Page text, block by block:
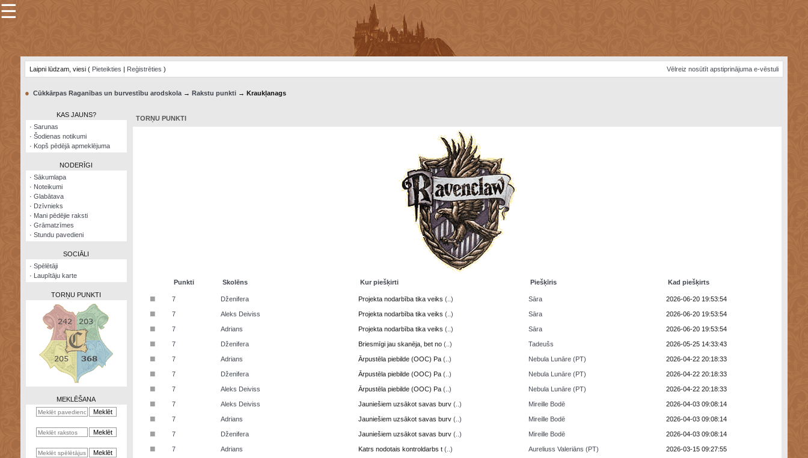
×
Šodienas
Visatcera
almanahs
kalkulators
☰
Laipni lūdzam, viesi ( Pieteikties | Reģistrēties ) Vēlreiz nosūtīt apstiprinājuma e-vēstuli
● Cūkkārpas Raganības un burvestību arodskola→ Rakstu punkti→ Kraukļanags
KAS JAUNS?
· Sarunas
· Šodienas notikumi
· Kopš pēdējā apmeklējuma
NODERĪGI
· Sākumlapa
· Noteikumi
· Glabātava
· Dzīvnieks
· Mani pēdējie raksti
· Grāmatzīmes
· Stundu pavedieni
SOCIĀLI
· Spēlētāji
· Laupītāju karte
TORŅU PUNKTI
MEKLĒŠANA
TORŅU PUNKTI
Punkti Skolēns Kur piešķirti Piešķīris Kad piešķirts
■ 7 Dženifera Projekta nodarbība tika veiks (..) Sāra 2026-06-20 19:53:54
■ 7 Aleks Deiviss Projekta nodarbība tika veiks (..) Sāra 2026-06-20 19:53:54
■ 7 Adrians Projekta nodarbība tika veiks (..) Sāra 2026-06-20 19:53:54
■ 7 Dženifera Briesmīgi jau skanēja, bet no (..) Tadeušs 2026-05-25 14:33:43
■ 7 Adrians Ārpustēla piebilde (OOC) Pa (..) Nebula Lunāre (PT) 2026-04-22 20:18:33
■ 7 Dženifera Ārpustēla piebilde (OOC) Pa (..) Nebula Lunāre (PT) 2026-04-22 20:18:33
■ 7 Aleks Deiviss Ārpustēla piebilde (OOC) Pa (..) Nebula Lunāre (PT) 2026-04-22 20:18:33
■ 7 Aleks Deiviss Jauniešiem uzsākot savas burv (..) Mireille Bodē 2026-04-03 09:08:14
■ 7 Adrians Jauniešiem uzsākot savas burv (..) Mireille Bodē 2026-04-03 09:08:14
■ 7 Dženifera Jauniešiem uzsākot savas burv (..) Mireille Bodē 2026-04-03 09:08:14
■ 7 Adrians Katrs nodotais kontroldarbs t (..) Aureliuss Valeriāns (PT) 2026-03-15 09:27:55